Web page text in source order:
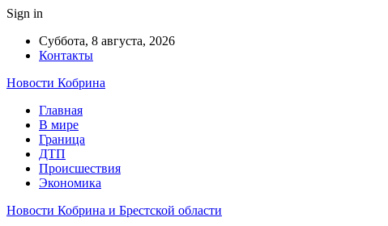
Sign in
Суббота, 8 августа, 2026
Контакты
Новости Кобрина
Главная
В мире
Граница
ДТП
Происшествия
Экономика
Новости Кобрина и Брестской области